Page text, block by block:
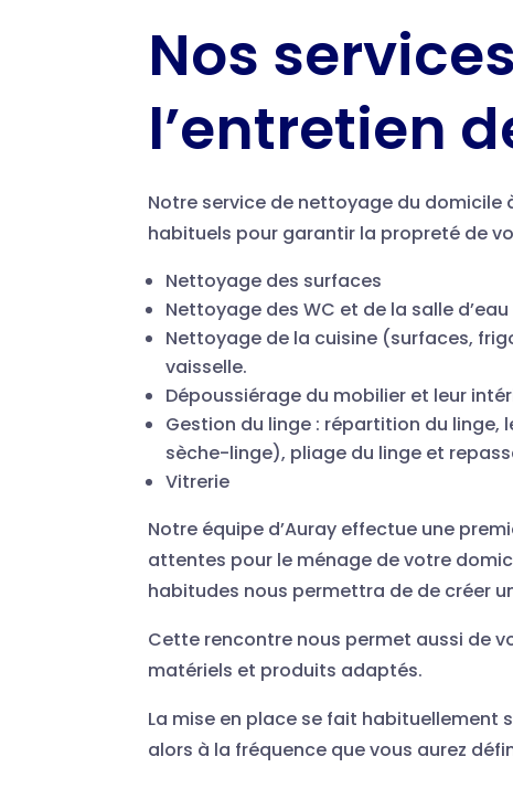
Nos
l’entretien
Notre service de nettoyage du domicile
habituels pour garantir la propreté de
Nettoyage des surfaces
Nettoyage des WC et de la salle d’eau
Nettoyage de la cuisine (surfaces,
vaisselle.
Dépoussiérage du mobilier et leur
Gestion du linge : répartition du linge,
sèche-linge), pliage du linge et
Vitrerie
Notre équipe d’Auray effectue une
attentes pour le ménage de votre
habitudes nous permettra de de créer
Cette rencontre nous permet aussi de
matériels et produits adaptés.
La mise en place se fait habituellement
alors à la fréquence que vous aurez